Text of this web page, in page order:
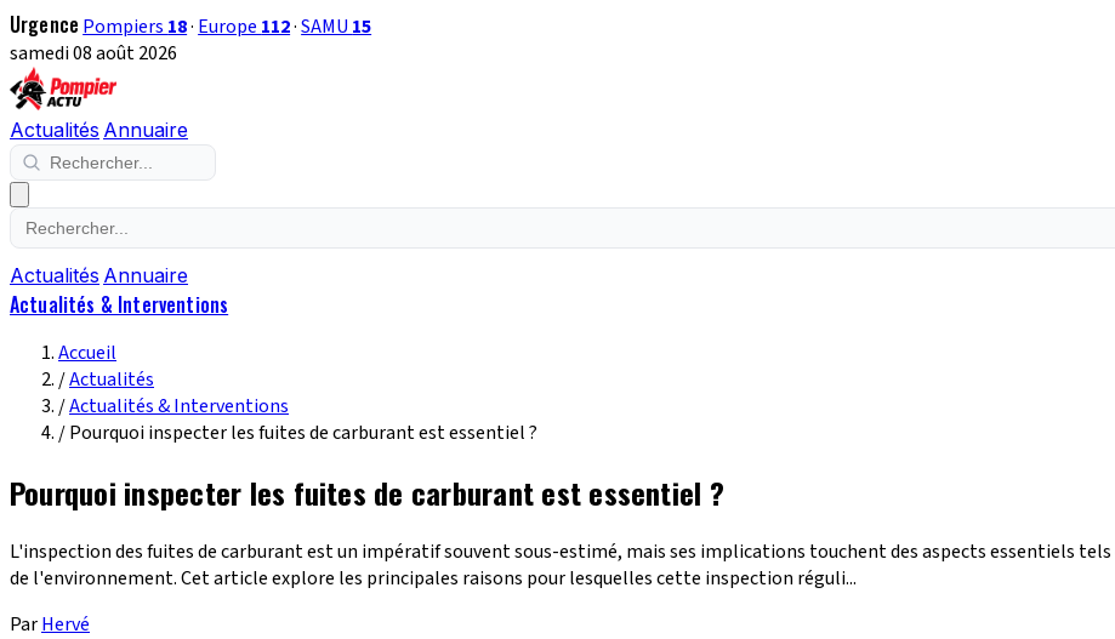
Urgence Pompiers 18· Europe 112·SAMU 15
samedi 08 août 2026
Actualités Annuaire
Actualités Annuaire
Actualités & Interventions
Accueil
/Actualités
/Actualités & Interventions
/Pourquoi inspecter les fuites de carburant est essentiel ?
Pourquoi inspecter les fuites de carburant est essentiel ?
L'inspection des fuites de carburant est un impératif souvent sous-estimé, mais ses implications touchent des aspects essentiels
de l'environnement. Cet article explore les principales raisons pour lesquelles cette inspection réguli...
ParHervé